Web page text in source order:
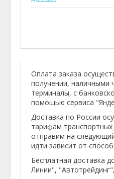
Оплата заказа
получении, наличными
терминалы, с
помощью сервиса
Доставка по России
тарифам
отправим на
идти зависит от
Бесплатная доставка
Линии",